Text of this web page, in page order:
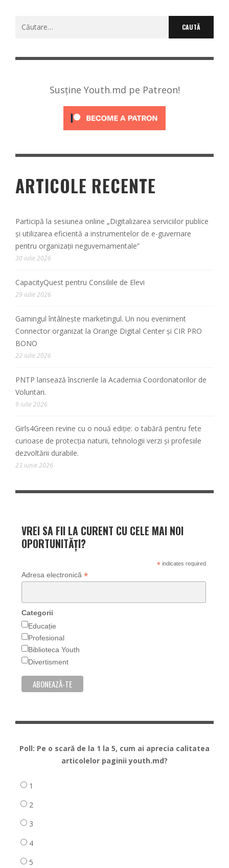
Caută
Susține Youth.md pe Patreon!
ARTICOLE RECENTE
Participă la sesiunea online „Digitalizarea serviciilor publice
și utilizarea eficientă a instrumentelor de e-guvernare
pentru organizații neguvernamentale”
30 iulie 2026
CapacityQuest pentru Consiliile de Elevi
29 iulie 2026
Gamingul întâlnește marketingul. Un nou eveniment
Connector organizat la Orange Digital Center și CIR PRO
BONO
22 iulie 2026
PNTP lansează înscrierile la Academia Coordonatorilor de
Voluntari.
9 iulie 2026
Girls4Green revine cu o nouă ediție: o tabără pentru fete
curioase de protecția naturii, tehnologii verzi și profesiile
dezvoltării durabile.
23 iunie 2026
VREI SA FII LA CURENT CU CELE MAI NOI
OPORTUNITĂȚI?
*indicates required
Adresa electronică *
Categorii
Educație
Profesional
Biblioteca Youth
Divertisment
Poll: Pe o scară de la 1 la 5, cum ai aprecia calitatea
articolelor paginii youth.md?
1
2
3
4
5